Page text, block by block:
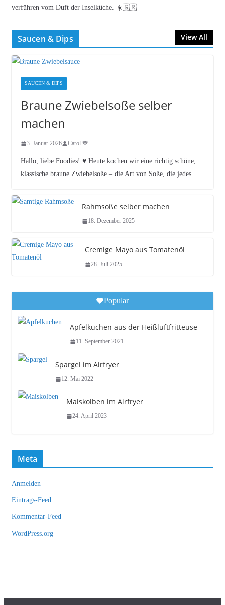
verführen vom Duft der Inselküche. ☀️🇬🇷
Saucen & Dips View All
SAUCEN & DIPS
Braune Zwiebelsoße selber
machen
3. Januar 2026 Carol 💙
Hallo, liebe Foodies! ♥︎ Heute kochen wir eine richtig schöne,
klassische braune Zwiebelsoße – die Art von Soße, die jedes ….
Rahmsoße selber machen
18. Dezember 2025
Cremige Mayo aus Tomatenöl
28. Juli 2025
Popular
Apfelkuchen aus der Heißluftfritteuse
11. September 2021
Spargel im Airfryer
12. Mai 2022
Maiskolben im Airfryer
24. April 2023
Meta
Anmelden
Eintrags-Feed
Kommentar-Feed
WordPress.org